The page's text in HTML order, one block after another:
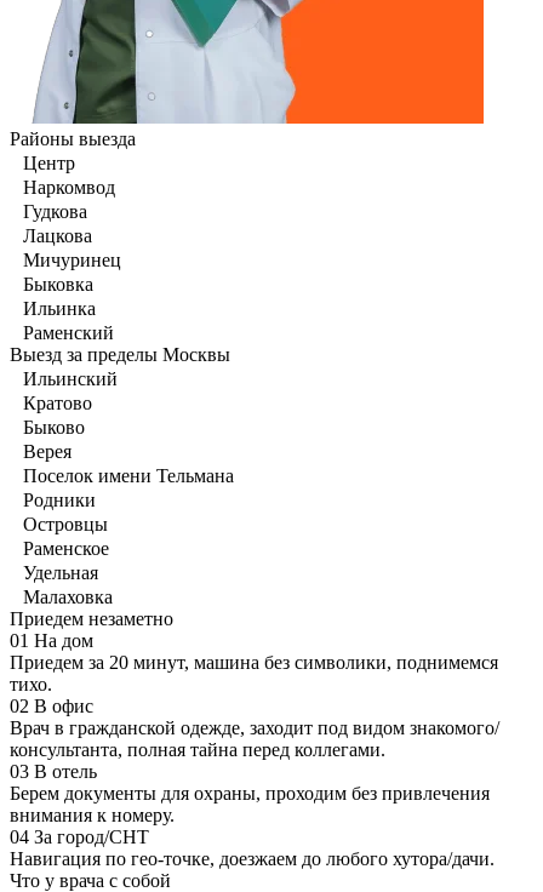
Районы выезда
Центр
Наркомвод
Гудкова
Лацкова
Мичуринец
Быковка
Ильинка
Раменский
Выезд за пределы Москвы
Ильинский
Кратово
Быково
Верея
Поселок имени Тельмана
Родники
Островцы
Раменское
Удельная
Малаховка
Приедем незаметно
01 На дом
Приедем за 20 минут, машина без символики, поднимемся
тихо.
02 В офис
Врач в гражданской одежде, заходит под видом знакомого/
консультанта, полная тайна перед коллегами.
03 В отель
Берем документы для охраны, проходим без привлечения
внимания к номеру.
04 За город/СНТ
Навигация по гео-точке, доезжаем до любого хутора/дачи.
Что у врача с собой